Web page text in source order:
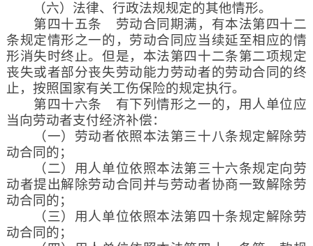
（六）法律、行政法规规定的其他情形。
第四十五条 劳动合同期满，有本法第四十二
条规定情形之一的，劳动合同应当续延至相应的情
形消失时终止。但是，本法第四十二条第二项规定
丧失或者部分丧失劳动能力劳动者的劳动合同的终
止，按照国家有关工伤保险的规定执行。
第四十六条 有下列情形之一的，用人单位应
当向劳动者支付经济补偿：
（一）劳动者依照本法第三十八条规定解除劳
动合同的；
（二）用人单位依照本法第三十六条规定向劳
动者提出解除劳动合同并与劳动者协商一致解除劳
动合同的；
（三）用人单位依照本法第四十条规定解除劳
动合同的；